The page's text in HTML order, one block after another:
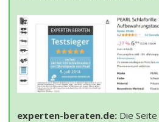
experten-beraten.de: Die